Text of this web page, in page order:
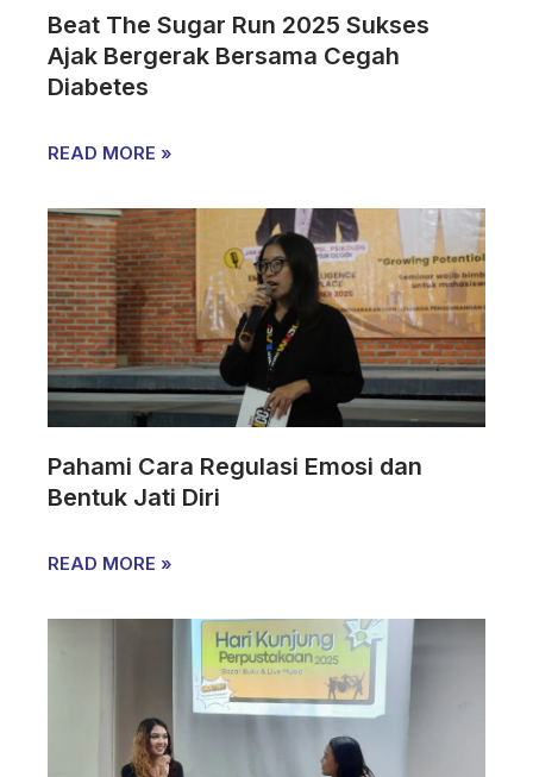
Beat The Sugar Run 2025 Sukses
Ajak Bergerak Bersama Cegah
Diabetes
READ MORE »
Pahami Cara Regulasi Emosi dan
Bentuk Jati Diri
READ MORE »